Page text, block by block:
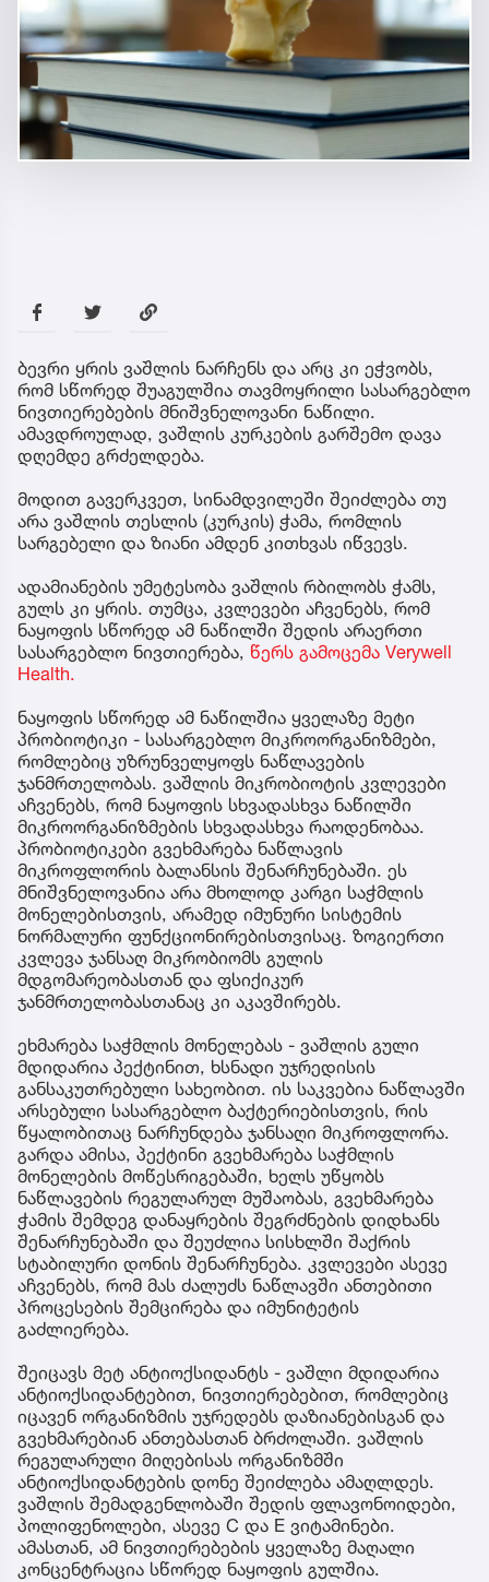
ბევრი ყრის ვაშლის ნარჩენს და არც კი ეჭვობს,
რომ სწორედ შუაგულშია თავმოყრილი სასარგებლო
ნივთიერებების მნიშვნელოვანი ნაწილი.
ამავდროულად, ვაშლის კურკების გარშემო დავა
დღემდე გრძელდება.
მოდით გავერკვეთ, სინამდვილეში შეიძლება თუ
არა ვაშლის თესლის (კურკის) ჭამა, რომლის
სარგებელი და ზიანი ამდენ კითხვას იწვევს.
ადამიანების უმეტესობა ვაშლის რბილობს ჭამს,
გულს კი ყრის. თუმცა, კვლევები აჩვენებს, რომ
ნაყოფის სწორედ ამ ნაწილში შედის არაერთი
სასარგებლო ნივთიერება, წერს გამოცემა Verywell
Health.
ნაყოფის სწორედ ამ ნაწილშია ყველაზე მეტი
პრობიოტიკი - სასარგებლო მიკროორგანიზმები,
რომლებიც უზრუნველყოფს ნაწლავების
ჯანმრთელობას. ვაშლის მიკრობიოტის კვლევები
აჩვენებს, რომ ნაყოფის სხვადასხვა ნაწილში
მიკროორგანიზმების სხვადასხვა რაოდენობაა.
პრობიოტიკები გვეხმარება ნაწლავის
მიკროფლორის ბალანსის შენარჩუნებაში. ეს
მნიშვნელოვანია არა მხოლოდ კარგი საჭმლის
მონელებისთვის, არამედ იმუნური სისტემის
ნორმალური ფუნქციონირებისთვისაც. ზოგიერთი
კვლევა ჯანსაღ მიკრობიომს გულის
მდგომარეობასთან და ფსიქიკურ
ჯანმრთელობასთანაც კი აკავშირებს.
ეხმარება საჭმლის მონელებას - ვაშლის გული
მდიდარია პექტინით, ხსნადი უჯრედისის
განსაკუთრებული სახეობით. ის საკვებია ნაწლავში
არსებული სასარგებლო ბაქტერიებისთვის, რის
წყალობითაც ნარჩუნდება ჯანსაღი მიკროფლორა.
გარდა ამისა, პექტინი გვეხმარება საჭმლის
მონელების მოწესრიგებაში, ხელს უწყობს
ნაწლავების რეგულარულ მუშაობას, გვეხმარება
ჭამის შემდეგ დანაყრების შეგრძნების დიდხანს
შენარჩუნებაში და შეუძლია სისხლში შაქრის
სტაბილური დონის შენარჩუნება. კვლევები ასევე
აჩვენებს, რომ მას ძალუძს ნაწლავში ანთებითი
პროცესების შემცირება და იმუნიტეტის
გაძლიერება.
შეიცავს მეტ ანტიოქსიდანტს - ვაშლი მდიდარია
ანტიოქსიდანტებით, ნივთიერებებით, რომლებიც
იცავენ ორგანიზმის უჯრედებს დაზიანებისგან და
გვეხმარებიან ანთებასთან ბრძოლაში. ვაშლის
რეგულარული მიღებისას ორგანიზმში
ანტიოქსიდანტების დონე შეიძლება ამაღლდეს.
ვაშლის შემადგენლობაში შედის ფლავონოიდები,
პოლიფენოლები, ასევე C და E ვიტამინები.
ამასთან, ამ ნივთიერებების ყველაზე მაღალი
კონცენტრაცია სწორედ ნაყოფის გულშია.